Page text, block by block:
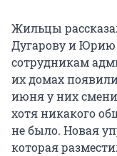
Жильцы
Дугарову и Юрию
сотрудникам
их домах
июня у них
хотя никакого
не было. Новая
которая